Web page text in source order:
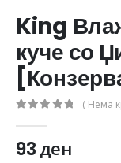
King
куче со
( Нема
93ден